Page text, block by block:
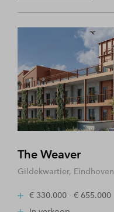
The Weaver
Gildekwartier, Eindhoven
€ 330.000 - € 655.000